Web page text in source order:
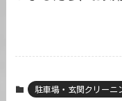
駐車場・玄関クリーニ